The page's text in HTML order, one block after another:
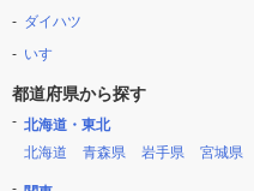
ダイハツ
いすゞ
都道府県から探す
北海道・東北
北海道
青森県 岩手県 宮城県